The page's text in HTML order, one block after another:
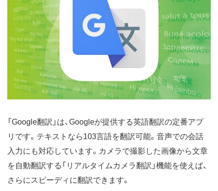
「Google翻訳」は、Googleが提供する英語翻訳の定番アプ
リです。テキストなら103言語を翻訳可能。音声での会話
入力にも対応しています。カメラで撮影した画像から文章
を自動翻訳する「リアルタイムカメラ翻訳」機能を使えば、
さらにスピーディに翻訳できます。